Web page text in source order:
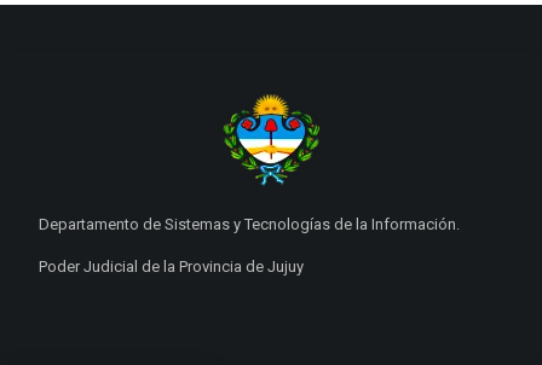
Departamento de Sistemas y Tecnologías de la Información.
Poder Judicial de la Provincia de Jujuy